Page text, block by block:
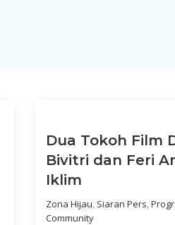
Dua Tokoh Film
Bivitri dan Feri
Iklim
Zona Hijau, Siaran Pers,
Community